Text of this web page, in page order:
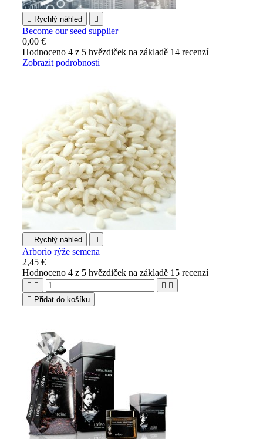
 Rychlý náhled 
Become our seed supplier
0,00 €
Hodnoceno4 z 5 hvězdiček na základě 14 recenzí
Zobrazit podrobnosti
 Rychlý náhled 
Arborio rýže semena
2,45 €
Hodnoceno4 z 5 hvězdiček na základě 15 recenzí
   
 Přidat do košíku